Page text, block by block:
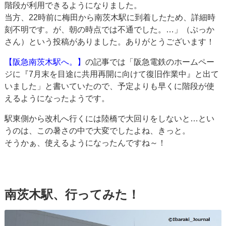
階段が利用できるようになりました。
当方、22時前に梅田から南茨木駅に到着したため、詳細時
刻不明です。が、朝の時点では不通でした。…」（ぷっか
さん）という投稿がありました。ありがとうございます！
【阪急南茨木駅へ。】の記事では「阪急電鉄のホームペー
ジに『7月末を目途に共用再開に向けて復旧作業中』と出て
いました」と書いていたので、予定よりも早くに階段が使
えるようになったようです。
駅東側から改札へ行くには陸橋で大回りをしないと…とい
うのは、この暑さの中で大変でしたよね、きっと。
そうかぁ、使えるようになったんですね～！
南茨木駅、行ってみた！